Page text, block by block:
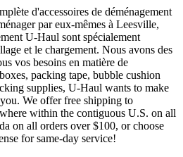
d'accessoires de déménagement
par eux-mêmes à Leesville,
U-Haul sont spécialement
et le chargement. Nous avons des
vos besoins en matière de
packing tape, bubble cushion
supplies, U-Haul wants to make
We offer free shipping to
within the contiguous U.S. on all
on all orders over $100, or choose
for same-day service!